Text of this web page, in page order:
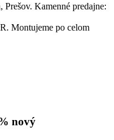
Kamenné predajne:
Montujeme po celom
nový